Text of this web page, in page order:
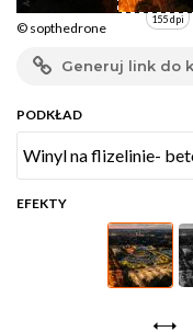
155 dpi
© sopthedrone
Generuj link do
PODKŁAD
EFEKTY